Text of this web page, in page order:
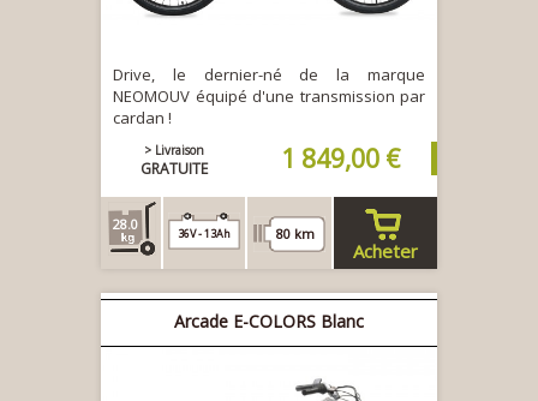
Drive, le dernier-né de la marque
NEOMOUV équipé d'une transmission par
cardan !
> Livraison
GRATUITE 1 849,00 €
28.0
36V - 13Ah 80 km
Acheter
Arcade E-COLORS Blanc